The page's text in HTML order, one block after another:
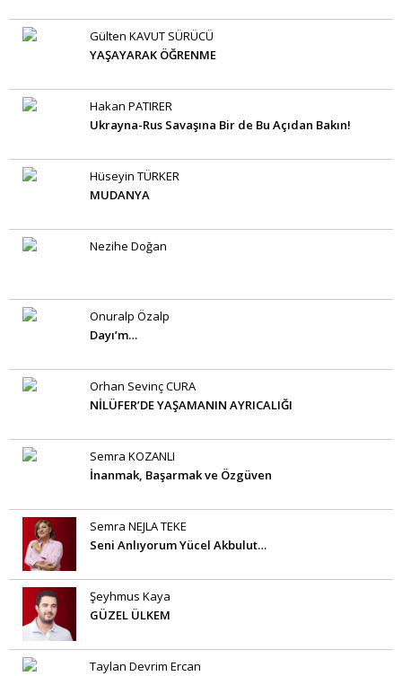
Gülten KAVUT SÜRÜCÜ
YAŞAYARAK ÖĞRENME
Hakan PATIRER
Ukrayna-Rus Savaşına Bir de Bu Açıdan Bakın!
Hüseyin TÜRKER
MUDANYA
Nezihe Doğan
Onuralp Özalp
Dayı’m…
Orhan Sevinç CURA
NİLÜFER’DE YAŞAMANIN AYRICALIĞI
Semra KOZANLI
İnanmak, Başarmak ve Özgüven
Semra NEJLA TEKE
Seni Anlıyorum Yücel Akbulut…
Şeyhmus Kaya
GÜZEL ÜLKEM
Taylan Devrim Ercan